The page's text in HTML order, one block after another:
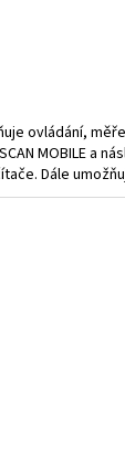
ovládání,
MOBILE a
Dále